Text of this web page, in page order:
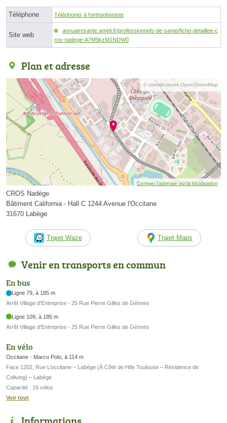
Téléphone Téléphoner à l'orthophoniste
Site web
annuairesante.ameli.fr/professionnels-de-sante/fiche-detaillee-c
ros-nadege-A7M9kzM1NDW0
Plan et adresse
© contributeurs OpenStreetMap
Corriger l’adresse ou la localisation
CROS Nadège
Bâtiment California - Hall C 1244 Avenue l'Occitane
31670 Labège
Trajet Waze Trajet Maps
Venir en transports en commun
En bus
Ligne 79, à 185 m
Arrêt Village d'Entreprise - 25 Rue Pierre Gilles de Génnes
Ligne 109, à 185 m
Arrêt Village d'Entreprise - 25 Rue Pierre Gilles de Génnes
En vélo
Occitane - Marco Polo, à 114 m
Face 1202, Rue L’occitane – Labège (À Côté de Hife Toulouse – Résidence de
Coliving) – Labège
Capacité : 16 vélos
Voir tout